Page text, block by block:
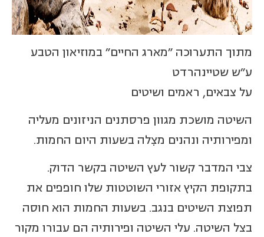
מתוך התערוכה "מארג החיים" במוזיאון הטבע
ע"ש שטיינהרדט
על צבאים, ראמים ושיטים
השיטה מושכת מגוון פרסתנים הניזונים מעליה
ומפירותיה ונהנים מצִלה בשעות היום החמות.
צבי המדבר קשור לעץ השיטה בקשר הדוק.
בתקופת הקיץ אזורי השוטטות שלו חופפים את
תפוצת השיטים בנגב. בשעות החמות הוא חוסה
בצל השיטה. עלי השיטה ופירותיה הם עבורו מקור